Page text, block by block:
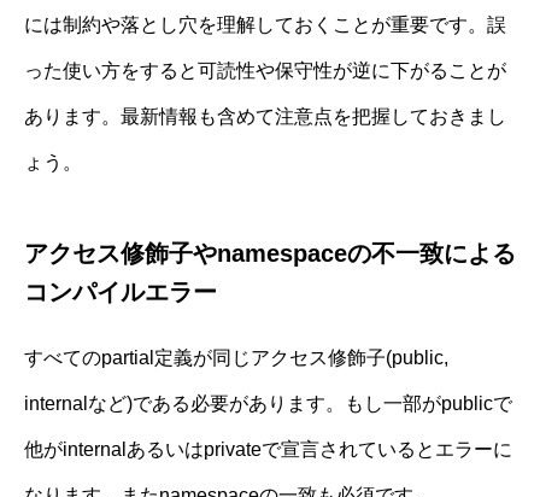
には制約や落とし穴を理解しておくことが重要です。誤
った使い方をすると可読性や保守性が逆に下がることが
あります。最新情報も含めて注意点を把握しておきまし
ょう。
アクセス修飾子やnamespaceの不一致による
コンパイルエラー
すべてのpartial定義が同じアクセス修飾子(public,
internalなど)である必要があります。もし一部がpublicで
他がinternalあるいはprivateで宣言されているとエラーに